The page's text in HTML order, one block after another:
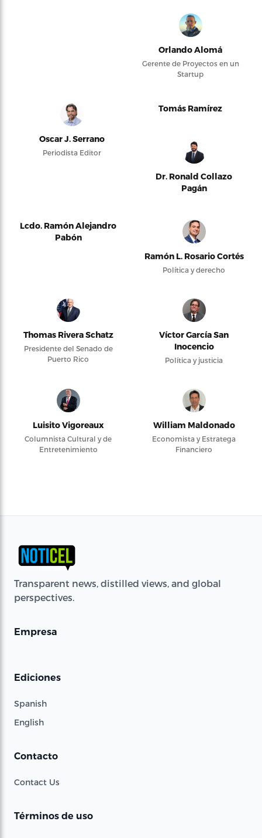
Orlando Alomá
Gerente de Proyectos en un
Startup
Oscar J. Serrano
Periodista Editor
Tomás Ramírez
Dr. Ronald Collazo
Pagán
Lcdo. Ramón Alejandro
Pabón
Ramón L. Rosario Cortés
Política y derecho
Thomas Rivera Schatz
Presidente del Senado de
Puerto Rico
Víctor García San
Inocencio
Política y justicia
Luisito Vigoreaux
Columnista Cultural y de
Entretenimiento
William Maldonado
Economista y Estratega
Financiero
Transparent news, distilled views, and global
perspectives.
Empresa
Ediciones
Spanish
English
Contacto
Contact Us
Términos de uso